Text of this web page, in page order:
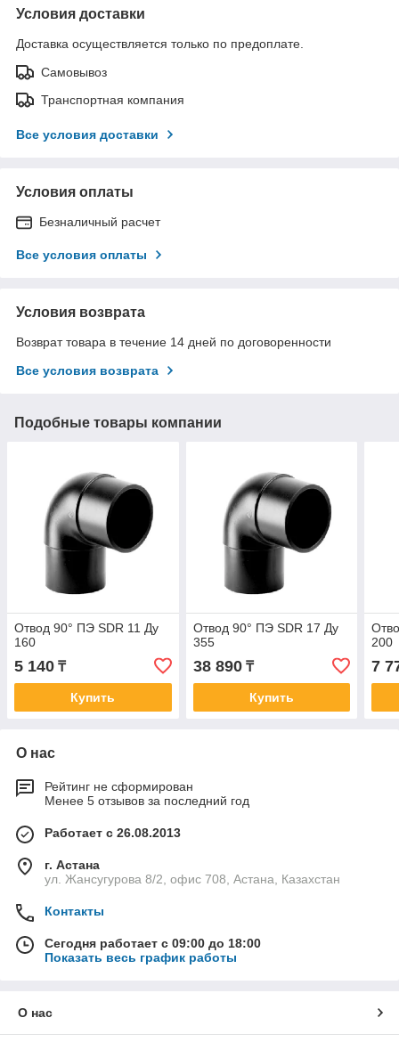
Условия доставки
Доставка осуществляется только по предоплате.
Самовывоз
Транспортная компания
Все условия доставки
Условия оплаты
Безналичный расчет
Все условия оплаты
Условия возврата
Возврат товара в течение 14 дней по договоренности
Все условия возврата
Подобные товары компании
Отвод 90° ПЭ SDR 11 Ду
160
5 140 ₸
Купить
Отвод 90° ПЭ SDR 17 Ду
355
38 890₸
Купить
200
7
О нас
Рейтинг не сформирован
Менее 5 отзывов за последний год
Работает с 26.08.2013
г. Астана
ул. Жансугурова 8/2, офис 708, Астана, Казахстан
Контакты
Сегодня работает с 09:00 до 18:00
Показать весь график работы
О нас